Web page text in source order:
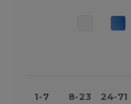
1-7 8-23 24-71